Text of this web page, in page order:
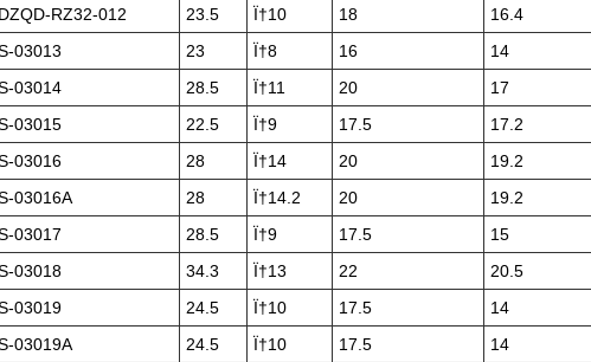
DZQD-RZ32-012
23.5 Ï†10 18 16.4
03013
23 Ï†8 16 14
03014
28.5 Ï†11 20 17
03015
22.5 Ï†9 17.5 17.2
03016
28 Ï†14 20 19.2
03016A
28 Ï†14.2 20 19.2
03017
28.5 Ï†9 17.5 15
03018
34.3 Ï†13 22 20.5
03019
24.5 Ï†10 17.5 14
03019A
24.5 Ï†10 17.5 14